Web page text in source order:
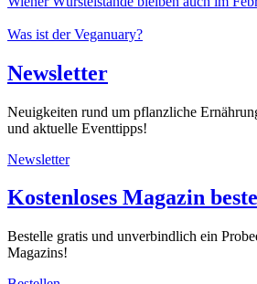
Was ist der Veganuary?
Newsletter
Neuigkeiten rund um pflanzliche
und aktuelle Eventtipps!
Newsletter
Kostenloses Magazin
Bestelle gratis und unverbindlich ein
Magazins!